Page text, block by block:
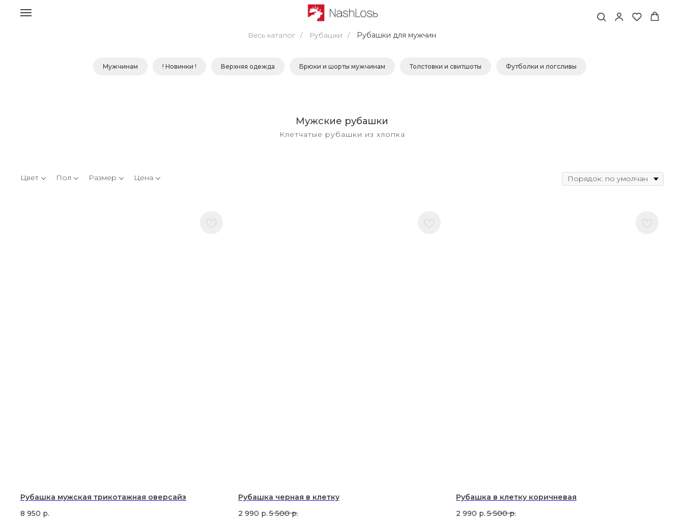
Весь каталог / Рубашки / Рубашки для мужчин
Мужчинам ! Новинки ! Верхняя одежда Брюки и шорты мужчинам Толстовки и свитшоты Футболки и логсливы
Мужские рубашки
Клетчатые рубашки из хлопка
Цвет Пол Размер Цена
Рубашка мужская трикотажная оверсайз
8 950 р.
Рубашка черная в клетку
2 990 р. 5 500 р.
Рубашка в клетку коричневая
2 990 р. 5 500 р.